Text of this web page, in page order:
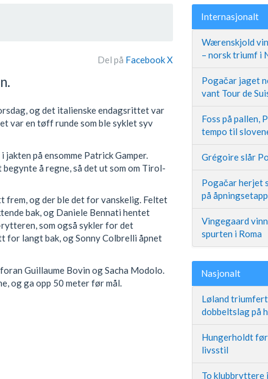
Del på FacebookX
og det italienske endagsrittet var
var en tøff runde som ble syklet syv
på ensomme Patrick Gamper.
å regne, så det ut som om Tirol-
frem, og der ble det for vanskelig. Feltet
bak, og Daniele Bennati hentet
som også sykler for det
for langt bak, og Sonny Colbrelli åpnet
Guillaume Bovin og Sacha Modolo.
og ga opp 50 meter før mål.
Internasjonalt
Wærenskjold
– norsk triumf i
Pogačar jaget
vant Tour de
Foss på pallen,
tempo til
Grégoire slår
Pogačar herjet
på
Vingegaard
spurten i Roma
Nasjonalt
Løland
dobbeltslag på
Hungerholdt
livsstil
To klubbryttere